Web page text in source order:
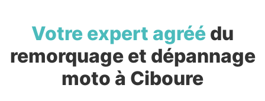
Votre expert agréé du
remorquage et dépannage
moto à Ciboure